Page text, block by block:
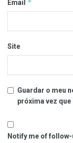
Email *
Site
Guardar o meu
próxima vez que
Notify me of